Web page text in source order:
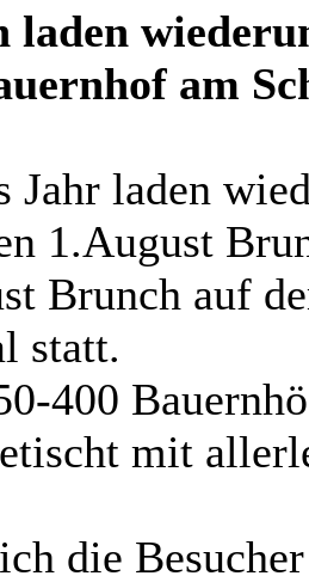
laden
am
Jahr laden
1.August
Brunch auf
statt.
400
mit
die